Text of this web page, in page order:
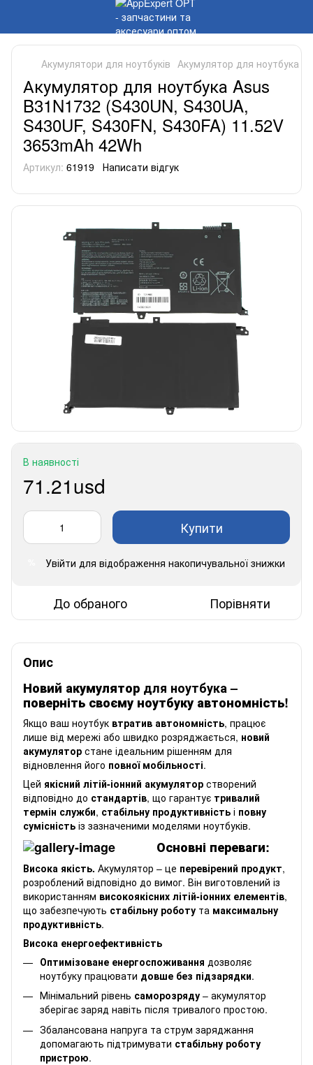
Акумулятори для ноутбуків Акумулятор для ноутбука
Акумулятор для ноутбука Asus
B31N1732 (S430UN, S430UA,
S430UF, S430FN, S430FA) 11.52V
3653mAh 42Wh
Артикул: 61919 Написати відгук
В наявності
71.21usd
Купити
Увійти для відображення накопичувальної знижки
До обраного Порівняти
Опис
Новий акумулятор для ноутбука–
поверніть своєму ноутбуку автономність!
Якщо ваш ноутбук втратив автономність, працює
лише від мережі або швидко розряджається, новий
акумулятор стане ідеальним рішенням для
відновлення його повної мобільності.
Цей якісний літій-іонний акумулятор створений
відповідно до стандартів, що гарантує тривалий
термін служби, стабільну продуктивність і повну
сумісність із зазначеними моделями ноутбуків.
Основні переваги:
Висока якість. Акумулятор – це перевірений продукт,
розроблений відповідно до вимог. Він виготовлений із
використанням високоякісних літій-іонних елементів,
що забезпечують стабільну роботу та максимальну
продуктивність.
Висока енергоефективність
Оптимізоване енергоспоживання дозволяє
ноутбуку працювати довше без підзарядки.
Мінімальний рівень саморозряду – акумулятор
зберігає заряд навіть після тривалого простою.
Збалансована напруга та струм заряджання
допомагають підтримувати стабільну роботу
пристрою.